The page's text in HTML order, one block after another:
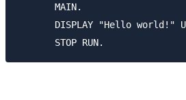
       MAIN.
DISPLAY "Hello world!"